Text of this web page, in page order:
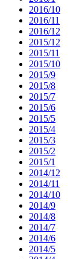
2016/10
2016/11
2016/12
2015/12
2015/11
2015/10
2015/9
2015/8
2015/7
2015/6
2015/5
2015/4
2015/3
2015/2
2015/1
2014/12
2014/11
2014/10
2014/9
2014/8
2014/7
2014/6
2014/5